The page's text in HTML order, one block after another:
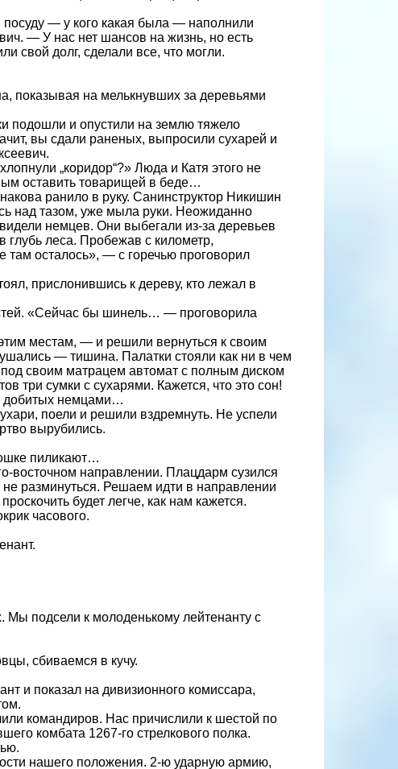
— у кого какая была — наполнили
— У нас нет шансов на жизнь, но есть
свой долг, сделали все, что могли.
показывая на мелькнувших за деревьями
подошли и опустили на землю тяжело
вы сдали раненых, выпросили сухарей и
„коридор“?» Люда и Катя этого не
оставить товарищей в беде…
ранило в руку. Санинструктор Никишин
над тазом, уже мыла руки. Неожиданно
немцев. Они выбегали из-за деревьев
глубь леса. Пробежав с километр,
там осталось», — с горечью проговорил
прислонившись к дереву, кто лежал в
«Сейчас бы шинель… — проговорила
местам, — и решили вернуться к своим
— тишина. Палатки стояли как ни в чем
своим матрацем автомат с полным диском
три сумки с сухарями. Кажется, что это сон!
добитых немцами…
поели и решили вздремнуть. Не успели
вырубились.
пиликают…
направлении. Плацдарм сузился
разминуться. Решаем идти в направлении
будет легче, как нам кажется.
часового.
Мы подсели к молоденькому лейтенанту с
сбиваемся в кучу.
и показал на дивизионного комиссара,
командиров. Нас причислили к шестой по
комбата 1267-го стрелкового полка.
нашего положения. 2-ю ударную армию,